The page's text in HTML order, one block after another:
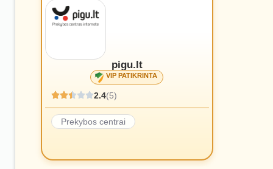
pigu.lt
VIP PATIKRINTA
2.4(5)
Prekybos centrai